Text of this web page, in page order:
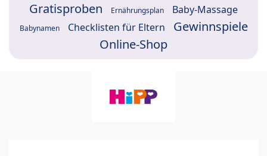
Gratisproben Ernährungsplan Baby-Massage
Babynamen Checklisten für Eltern
Gewinnspiele
Online-Shop